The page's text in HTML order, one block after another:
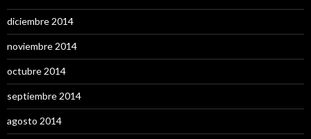
diciembre 2014
noviembre 2014
octubre 2014
septiembre 2014
agosto 2014